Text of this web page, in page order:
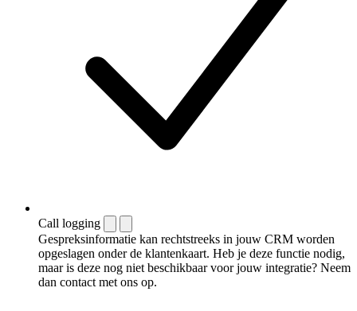
Call logging
Gespreksinformatie kan rechtstreeks in jouw CRM worden
opgeslagen onder de klantenkaart. Heb je deze functie nodig,
maar is deze nog niet beschikbaar voor jouw integratie? Neem
dan contact met ons op.